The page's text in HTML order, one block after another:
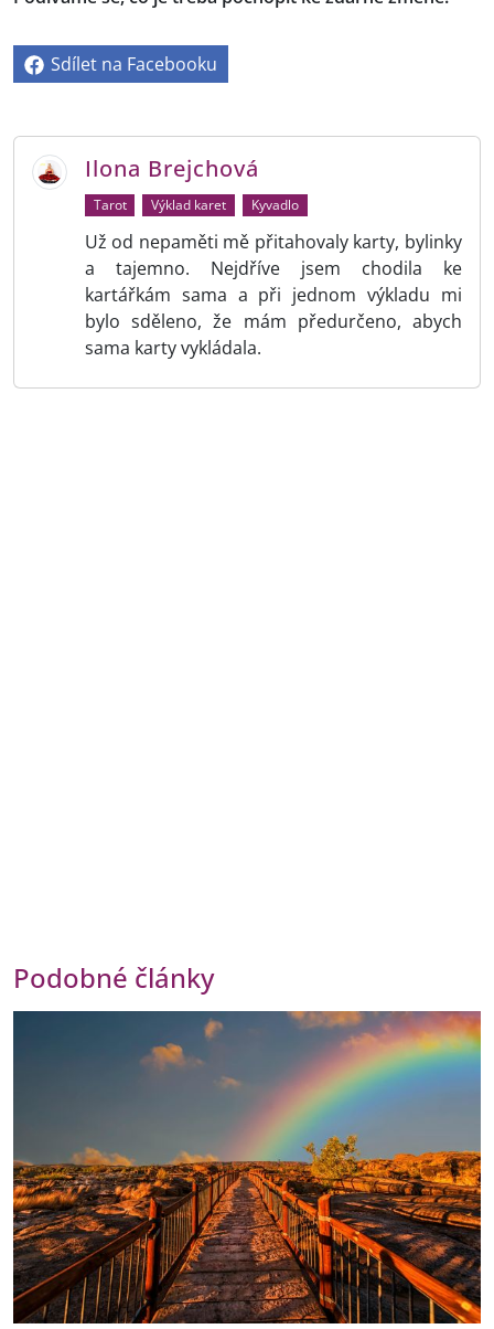
Sdílet na Facebooku
Ilona Brejchová
Tarot Výklad karet Kyvadlo
Už od nepaměti mě přitahovaly karty, bylinky
a tajemno. Nejdříve jsem chodila ke
kartářkám sama a při jednom výkladu mi
bylo sděleno, že mám předurčeno, abych
sama karty vykládala.
Podobné články